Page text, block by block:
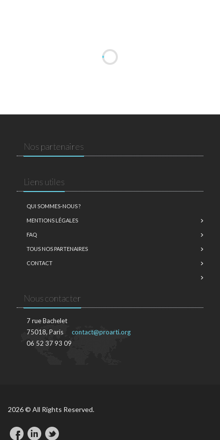
Nos partenaires
Liens utiles
QUI SOMMES-NOUS ?
MENTIONS LÉGALES
FAQ
TOUS NOS PARTENAIRES
CONTACT
Nous contacter
7 rue Bachelet
75018, Paris
06 52 37 93 09
contact@proarti.org
2026 © All Rights Reserved.